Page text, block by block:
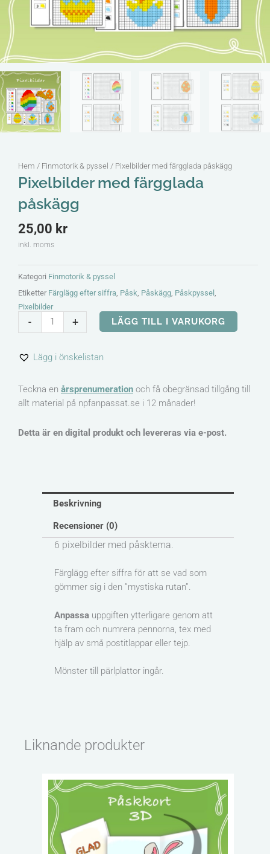
Hem / Finmotorik & pyssel / Pixelbilder med färgglada påskägg
Pixelbilder med färgglada
påskägg
25,00 kr
inkl. moms
Kategori Finmotorik & pyssel
Etiketter Färglägg efter siffra, Påsk, Påskägg, Påskpyssel ,
Pixelbilder
-
Pixelbilder
med
påskägg
+ LÄGG TILL I VARUKORG
Lägg i önskelistan
Teckna en årsprenumeration och få obegränsad tillgång till
allt material på npfanpassat.se i 12 månader!
Detta är en digital produkt och levereras via e-post.
Beskrivning
Recensioner (0)
6 pixelbilder med påsktema.
Färglägg efter siffra för att se vad som
gömmer sig i den ”mystiska rutan”.
Anpassa uppgiften ytterligare genom att
ta fram och numrera pennorna, tex med
hjälp av små postitlappar eller tejp.
Mönster till pärlplattor ingår.
Liknande produkter